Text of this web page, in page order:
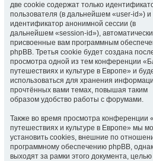
две cookie содержат только
пользователя (в дальнейшем «user-id») и
идентификатор анонимной сессии (в
дальнейшем «session-id»), автоматически
присвоенные вам программным
phpBB. Третья cookie будет создана
просмотра одной из тем конференции
путешествиях и культуре в Европе» и
использоваться для хранения
прочтённых вами темах, повышая таким
образом удобство работы с форумами.
Также во время просмотра конференции
путешествиях и культуре в Европе» мы
установить cookies, внешние по
программному обеспечению phpBB,
выходят за рамки этого документа, целью